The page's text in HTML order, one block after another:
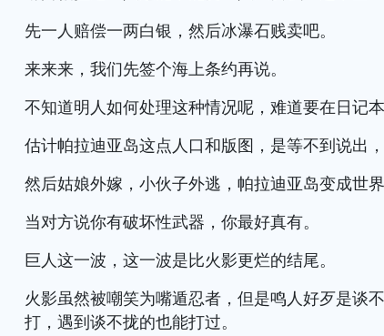
先一人赔偿一两白银，然后冰瀑石贱卖吧。
来来来，我们先签个海上条约再说。
不知道明人如何处理这种情况呢，难道要在日记
估计帕拉迪亚岛这点人口和版图，是等不到说出
然后姑娘外嫁，小伙子外逃，帕拉迪亚岛变成世
当对方说你有破坏性武器，你最好真有。
巨人这一波，这一波是比火影更烂的结尾。
火影虽然被嘲笑为嘴遁忍者，但是鸣人好歹是谈
打，遇到谈不拢的也能打过。